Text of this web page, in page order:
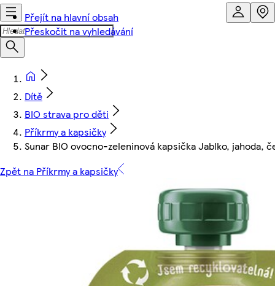
Přejít na hlavní obsah
Přeskočit na vyhledávání
Dítě
BIO strava pro děti
Příkrmy a kapsičky
Sunar BIO ovocno-zeleninová kapsička Jablko, jahoda,
Zpět na Příkrmy a kapsičky